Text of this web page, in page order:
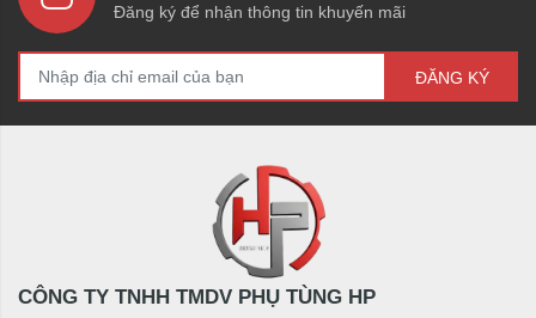
Đăng ký để nhận thông tin khuyến mãi
ĐĂNG KÝ
CÔNG TY TNHH TMDV PHỤ TÙNG HP